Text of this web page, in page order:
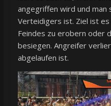
angegriffen wird und man
Verteidigers ist. Ziel ist
Feindes zu erobern oder
besiegen. Angreifer
abgelaufen ist.